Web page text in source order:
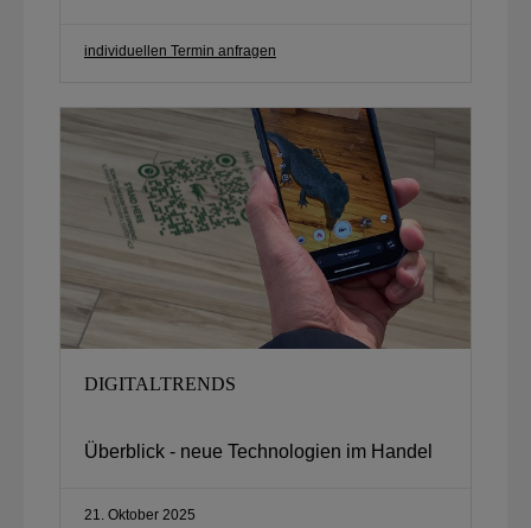
individuellen Termin anfragen
DIGITALTRENDS
Überblick - neue Technologien im Handel
21. Oktober 2025